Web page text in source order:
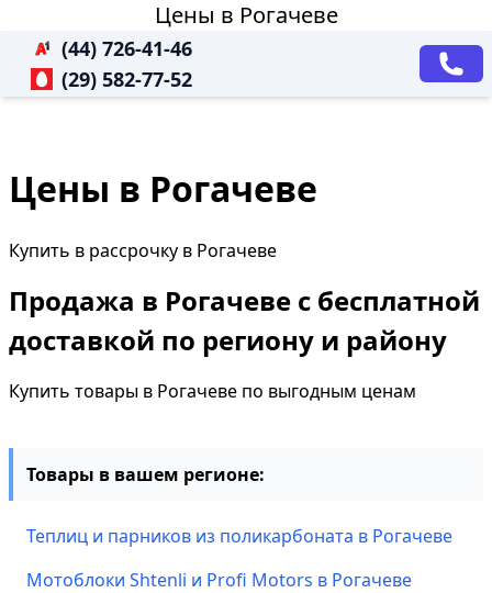
Цены в Рогачеве
(44) 726-41-46
(29) 582-77-52
Цены в Рогачеве
Купить в рассрочку в Рогачеве
Продажа в Рогачеве с бесплатной
доставкой по региону и району
Купить товары в Рогачеве по выгодным ценам
Товары в вашем регионе:
Теплиц и парников из поликарбоната в Рогачеве
Мотоблоки Shtenli и Profi Motors в Рогачеве